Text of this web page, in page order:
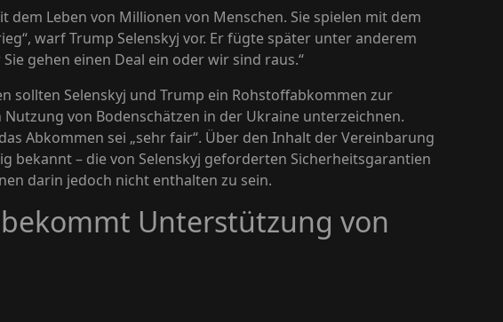
dem Leben von Millionen von Menschen. Sie spielen mit dem
warf Trump Selenskyj vor. Er fügte später unter anderem
Sie gehen einen Deal ein oder wir sind raus.“
sollten Selenskyj und Trump ein Rohstoffabkommen zur
Nutzung von Bodenschätzen in der Ukraine unterzeichnen.
Abkommen sei „sehr fair“. Über den Inhalt der Vereinbarung
bekannt – die von Selenskyj geforderten Sicherheitsgarantien
darin jedoch nicht enthalten zu sein.
Unterstützung von